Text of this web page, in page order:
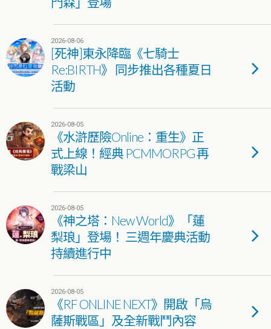
2026-08-06
[死神]東永降臨《七騎士
Re:BIRTH》 同步推出各種夏日
活動
2026-08-05
《水滸歷險Online：重生》正
式上線！經典 PCMMORPG 再
戰梁山
2026-08-05
《神之塔：New World》「蓮
梨琅」登場！ 三週年慶典活動
持續進行中
2026-08-05
《RF ONLINE NEXT》開啟「烏
薩斯戰區」及全新戰鬥內容